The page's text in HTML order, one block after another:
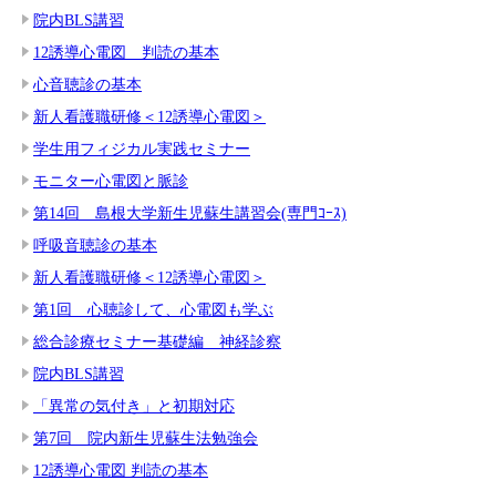
院内BLS講習
12誘導心電図 判読の基本
心音聴診の基本
新人看護職研修＜12誘導心電図＞
学生用フィジカル実践セミナー
モニター心電図と脈診
第14回 島根大学新生児蘇生講習会(専門ｺｰｽ)
呼吸音聴診の基本
新人看護職研修＜12誘導心電図＞
第1回 心聴診して、心電図も学ぶ
総合診療セミナー基礎編 神経診察
院内BLS講習
「異常の気付き」と初期対応
第7回 院内新生児蘇生法勉強会
12誘導心電図 判読の基本